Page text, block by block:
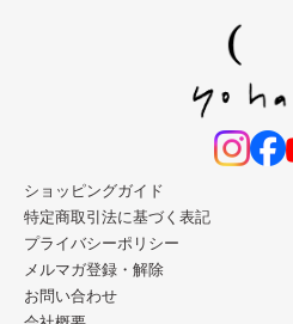
ショッピングガイド
特定商取引法に基づく表記
プライバシーポリシー
メルマガ登録・解除
お問い合わせ